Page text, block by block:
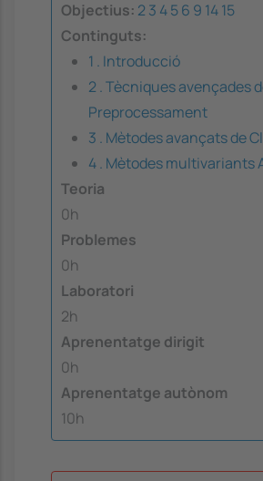
Objectius: 23 456 9 1415
Continguts:
1 . Introducció
2 . Tècniques avençades
Preprocessament
3 . Mètodes avançats de
4 . Mètodes multivariants
Teoria
0h
Problemes
0h
Laboratori
2h
Aprenentatge dirigit
0h
Aprenentatge autònom
10h